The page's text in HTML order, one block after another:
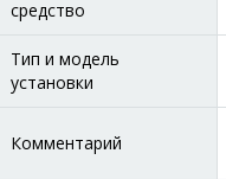
средство
Тип и модель
установки
Комментарий